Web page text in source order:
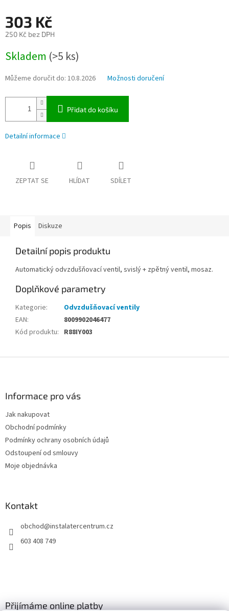
303 Kč
250 Kč bez DPH
cena:
Skladem (>5 ks)
Můžeme doručit do: 10.8.2026 Možnosti doručení
Přidat do košíku
Detailní informace
ZEPTAT SE HLÍDAT SDÍLET
Popis Diskuze
Detailní popis produktu
Automatický odvzdušňovací ventil, svislý + zpětný ventil, mosaz.
Doplňkové parametry
Kategorie:
Odvzdušňovací ventily
EAN:
8009902046477
Kód produktu: R88IY003
Informace pro vás
Jak nakupovat
Obchodní podmínky
Podmínky ochrany osobních údajů
Odstoupení od smlouvy
Moje objednávka
Kontakt
obchod@instalatercentrum.cz
603 408 749
Přijímáme online platby